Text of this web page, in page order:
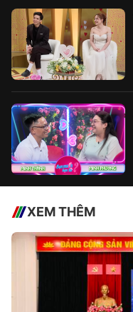
XEM THÊM